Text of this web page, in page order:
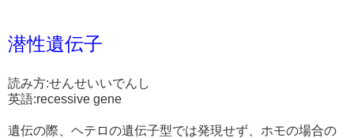
潜性遺伝子
読み方:せんせいいでんし
英語:recessive gene
遺伝の際、ヘテロの遺伝子型では発現せず、ホモの場合の